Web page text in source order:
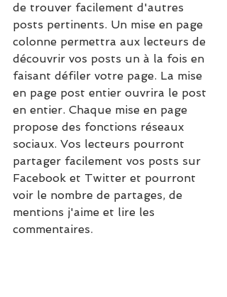
de trouver facilement d'autres
posts pertinents. Un mise en page
colonne permettra aux lecteurs de
découvrir vos posts un à la fois en
faisant défiler votre page. La mise
en page post entier ouvrira le post
en entier. Chaque mise en page
propose des fonctions réseaux
sociaux. Vos lecteurs pourront
partager facilement vos posts sur
Facebook et Twitter et pourront
voir le nombre de partages, de
mentions j'aime et lire les
commentaires.